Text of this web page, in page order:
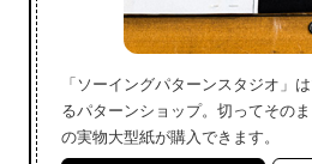
「ソーイングパターンスタジオ」
るパターンショップ。切ってその
の実物大型紙が購入できます。